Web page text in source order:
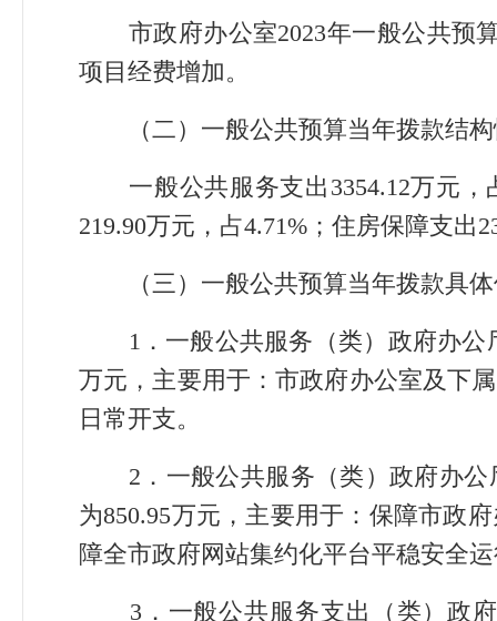
市政府办公室2023年一般公共预
项目经费增加。
（二）一般公共预算当年拨款结
一般公共服务支出3354.12万元，
219.90万元，占4.71%；住房保障支出
（三）一般公共预算当年拨款具
1．一般公共服务（类）政府办
万元，主要用于：市政府办公室及下
日常开支。
2．一般公共服务（类）政府办公
为850.95万元，主要用于：保障市政
障全市政府网站集约化平台平稳安全
3．一般公共服务支出（类）政府